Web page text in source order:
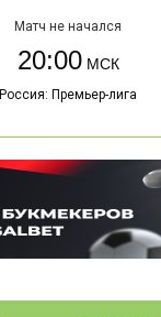
Матч не начался
20:00
Россия: Премьер-лига